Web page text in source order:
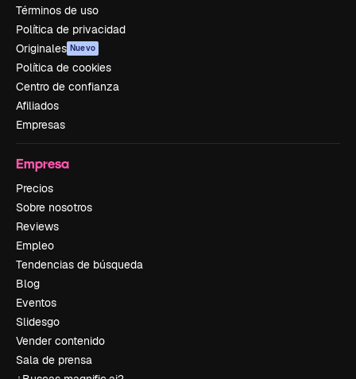
Términos de uso
Política de privacidad
Originales Nuevo
Política de cookies
Centro de confianza
Afiliados
Empresas
Empresa
Precios
Sobre nosotros
Reviews
Empleo
Tendencias de búsqueda
Blog
Eventos
Slidesgo
Vender contenido
Sala de prensa